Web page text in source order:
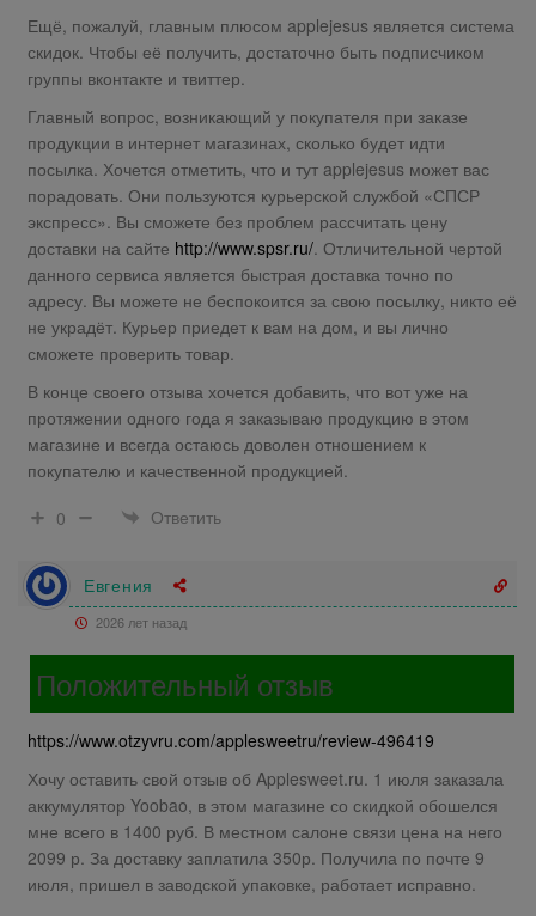
Ещё, пожалуй, главным плюсом applejesus является система
скидок. Чтобы её получить, достаточно быть подписчиком
группы вконтакте и твиттер.
Главный вопрос, возникающий у покупателя при заказе
продукции в интернет магазинах, сколько будет идти
посылка. Хочется отметить, что и тут applejesus может вас
порадовать. Они пользуются курьерской службой «СПСР
экспресс». Вы сможете без проблем рассчитать цену
доставки на сайте http://www.spsr.ru/. Отличительной чертой
данного сервиса является быстрая доставка точно по
адресу. Вы можете не беспокоится за свою посылку, никто её
не украдёт. Курьер приедет к вам на дом, и вы лично
сможете проверить товар.
В конце своего отзыва хочется добавить, что вот уже на
протяжении одного года я заказываю продукцию в этом
магазине и всегда остаюсь доволен отношением к
покупателю и качественной продукцией.
0
Ответить
Евгения
2026 лет назад
Положительный отзыв
https://www.otzyvru.com/applesweetru/review-496419
Хочу оставить свой отзыв об Applesweet.ru. 1 июля заказала
аккумулятор Yoobao, в этом магазине со скидкой обошелся
мне всего в 1400 руб. В местном салоне связи цена на него
2099 р. За доставку заплатила 350р. Получила по почте 9
июля, пришел в заводской упаковке, работает исправно.